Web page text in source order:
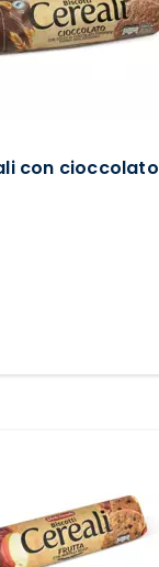
con cioccolato